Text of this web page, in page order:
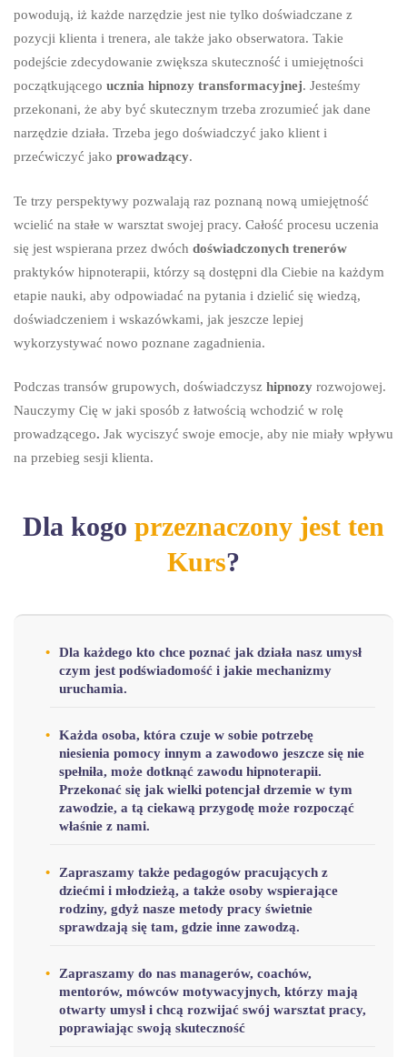
powodują, iż każde narzędzie jest nie tylko doświadczane z
pozycji klienta i trenera, ale także jako obserwatora. Takie
podejście zdecydowanie zwiększa skuteczność i umiejętności
początkującego ucznia hipnozy transformacyjnej. Jesteśmy
przekonani, że aby być skutecznym trzeba zrozumieć jak dane
narzędzie działa. Trzeba jego doświadczyć jako klient i
przećwiczyć jako prowadzący.
Te trzy perspektywy pozwalają raz poznaną nową umiejętność
wcielić na stałe w warsztat swojej pracy. Całość procesu uczenia
się jest wspierana przez dwóch doświadczonych trenerów
praktyków hipnoterapii, którzy są dostępni dla Ciebie na każdym
etapie nauki, aby odpowiadać na pytania i dzielić się wiedzą,
doświadczeniem i wskazówkami, jak jeszcze lepiej
wykorzystywać nowo poznane zagadnienia.
Podczas transów grupowych, doświadczysz hipnozy rozwojowej.
Nauczymy Cię w jaki sposób z łatwością wchodzić w rolę
prowadzącego. Jak wyciszyć swoje emocje, aby nie miały wpływu
na przebieg sesji klienta.
Dla kogo przeznaczony jest ten
Kurs?
Dla każdego kto chce poznać jak działa nasz umysł
czym jest podświadomość i jakie mechanizmy
uruchamia.
Każda osoba, która czuje w sobie potrzebę
niesienia pomocy innym a zawodowo jeszcze się nie
spełniła, może dotknąć zawodu hipnoterapii.
Przekonać się jak wielki potencjał drzemie w tym
zawodzie, a tą ciekawą przygodę może rozpocząć
właśnie z nami.
Zapraszamy także pedagogów pracujących z
dziećmi i młodzieżą, a także osoby wspierające
rodziny, gdyż nasze metody pracy świetnie
sprawdzają się tam, gdzie inne zawodzą.
Zapraszamy do nas managerów, coachów,
mentorów, mówców motywacyjnych, którzy mają
otwarty umysł i chcą rozwijać swój warsztat pracy,
poprawiając swoją skuteczność